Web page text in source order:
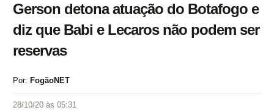
Gerson detona atuação do Botafogo e
diz que Babi e Lecaros não podem ser
reservas
Por: FogãoNET
28/10/20 às 05:31